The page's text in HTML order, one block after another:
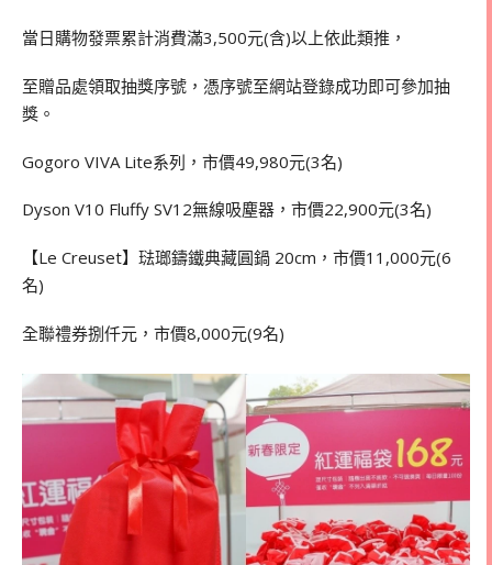
當日購物發票累計消費滿3,500元(含)以上依此類推，
至贈品處領取抽獎序號，憑序號至網站登錄成功即可參加抽
獎。
Gogoro VIVA Lite系列，市價49,980元(3名)
Dyson V10 Fluffy SV12無線吸塵器，市價22,900元(3名)
【Le Creuset】琺瑯鑄鐵典藏圓鍋 20cm，市價11,000元(6
名)
全聯禮券捌仟元，市價8,000元(9名)